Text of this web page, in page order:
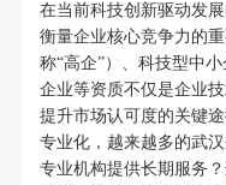
在当前科技创新驱动发
衡量企业核心竞争力的
称“高企”）、科技型中
企业等资质不仅是企业
提升市场认可度的关键
专业化，越来越多的武
专业机构提供长期服务